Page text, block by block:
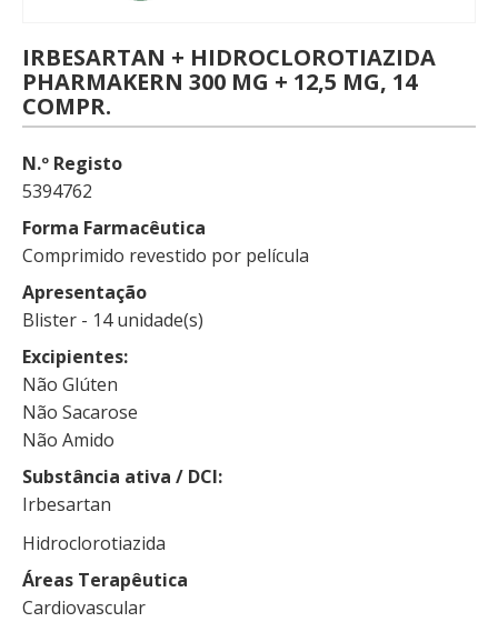
IRBESARTAN + HIDROCLOROTIAZIDA
PHARMAKERN 300 MG + 12,5 MG, 14
COMPR.
N.º Registo
5394762
Forma Farmacêutica
Comprimido revestido por película
Apresentação
Blister - 14 unidade(s)
Excipientes
Não Glúten
Não Sacarose
Não Amido
Substância ativa / DCI
Irbesartan
Hidroclorotiazida
Áreas Terapêutica
Cardiovascular